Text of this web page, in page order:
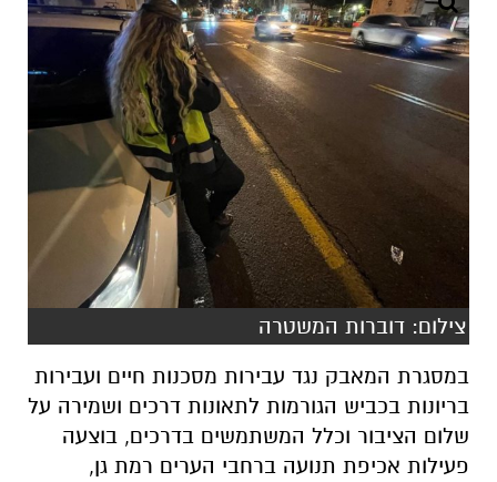
צילום: דוברות המשטרה
במסגרת המאבק נגד עבירות מסכנות חיים ועבירות
בריונות בכביש הגורמות לתאונות דרכים ושמירה על
שלום הציבור וכלל המשתמשים בדרכים, בוצעה
גבעתיים, בני ברק ויישובי בקעת אונו.
במהלך הפעילות במהלך סוף השבוע, נפרסו שוטרי
התנועה של מרחב דן ושוטרי תחנות רמת גן-בני